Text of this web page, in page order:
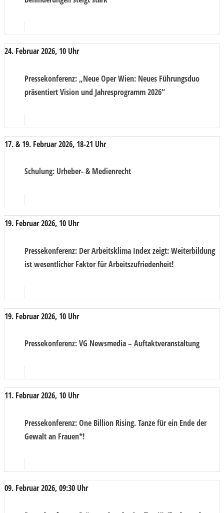
24. Februar 2026, 10 Uhr
Pressekonferenz: „Neue Oper Wien: Neues Führungsduo
präsentiert Vision und Jahresprogramm 2026“
17. & 19. Februar 2026, 18-21 Uhr
Schulung: Urheber- & Medienrecht
19. Februar 2026, 10 Uhr
Pressekonferenz: Der Arbeitsklima Index zeigt: Weiterbildung
ist wesentlicher Faktor für Arbeitszufriedenheit!
19. Februar 2026, 10 Uhr
Pressekonferenz: VG Newsmedia – Auftaktveranstaltung
11. Februar 2026, 10 Uhr
Pressekonferenz: One Billion Rising. Tanze für ein Ende der
Gewalt an Frauen*!
09. Februar 2026, 09:30 Uhr